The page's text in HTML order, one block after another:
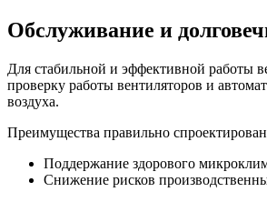
Обслуживание и
Для стабильной и эффективной работы
проверку работы вентиляторов и
воздуха.
Преимущества правильно
Поддержание здорового
Снижение рисков